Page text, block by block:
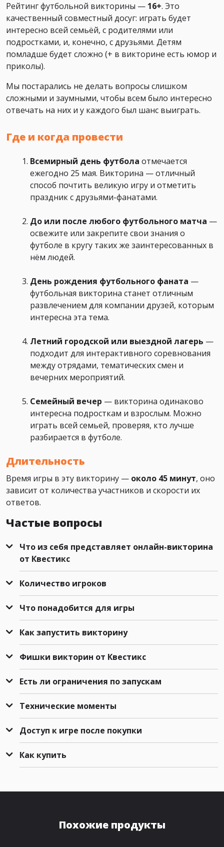
Рейтинг футбольной викторины — 16+. Это
качественный совместный досуг: играть будет
интересно всей семьёй, с родителями или
подростками, и, конечно, с друзьями. Детям
помладше будет сложно (+ в викторине есть юмор и
приколы).
Мы постарались не делать вопросы слишком
сложными и заумными, чтобы всем было интересно
отвечать на них и у каждого был шанс выиграть.
Где и когда провести
Всемирный день футбола отмечается
ежегодно 25 мая. Викторина — отличный
способ почтить великую игру и отметить
праздник с друзьями-фанатами.
До или после любого футбольного матча —
освежите или закрепите свои знания о
футболе в кругу таких же заинтересованных в
нём людей.
День рождения футбольного фаната —
футбольная викторина станет отличным
развлечением для компании друзей, которым
интересна эта тема.
Летний городской или выездной лагерь —
подходит для интерактивного соревнования
между отрядами, тематических смен и
вечерних мероприятий.
Семейный вечер — викторина одинаково
интересна подросткам и взрослым. Можно
играть всей семьей, проверяя, кто лучше
разбирается в футболе.
Длительность
Время игры в эту викторину — около 45 минут, оно
зависит от количества участников и скорости их
ответов.
Частые вопросы
Что из себя представляет онлайн-викторина
от Квестикс
Количество игроков
Что понадобится для игры
Как запустить викторину
Фишки викторин от Квестикс
Есть ли ограничения по запускам
Технические моменты
Доступ к игре после покупки
Как купить
Похожие продукты